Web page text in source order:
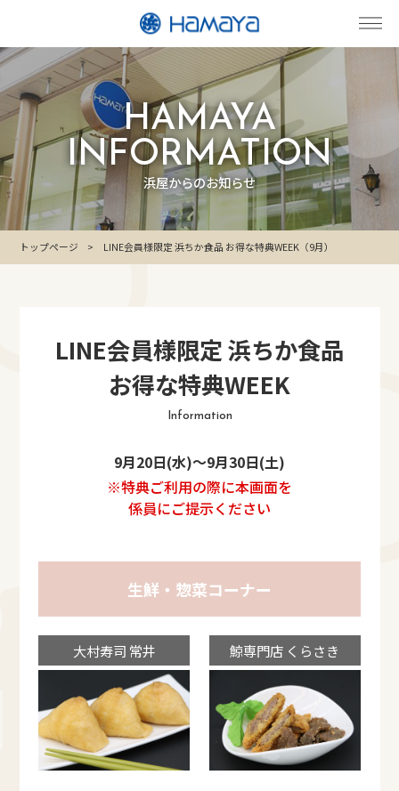
HAMAYA
INFORMATION
浜屋からのお知らせ
トップページ LINE会員様限定 浜ちか食品 お得な特典WEEK（9月）
LINE会員様限定 浜ちか食品
お得な特典WEEK
Information
9月20日(水)～9月30日(土)
※特典ご利用の際に本画面を
係員にご提示ください
生鮮・惣菜コーナー
大村寿司 常井 鯨専門店 くらさき